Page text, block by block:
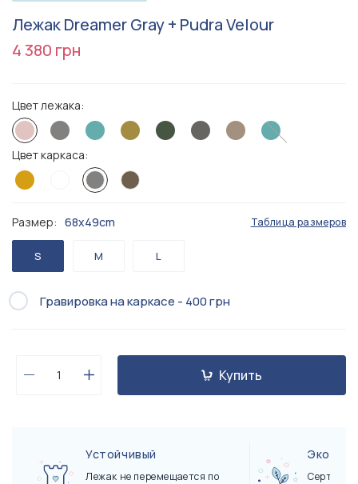
Лежак Dreamer Gray + Pudra Velour
4 380 грн
Цвет лежака:
Цвет каркаса:
Размер: 68x49cm Таблица размеров
S M L
Гравировка на каркасе - 400 грн
Купить
Устойчивый
Лежак не перемещается по